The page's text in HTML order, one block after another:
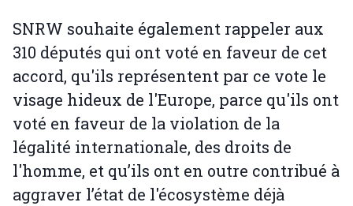
SNRW souhaite également rappeler aux
310 députés qui ont voté en faveur de cet
accord, qu'ils représentent par ce vote le
visage hideux de l'Europe, parce qu'ils ont
voté en faveur de la violation de la
légalité internationale, des droits de
l'homme, et qu’ils ont en outre contribué à
aggraver l’état de l'écosystème déjà